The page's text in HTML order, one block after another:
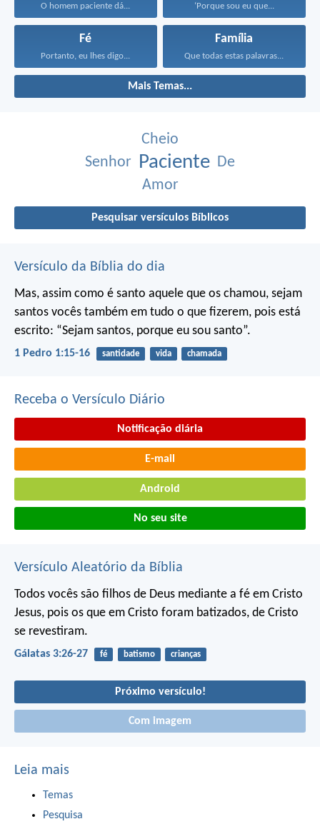
O homem paciente dá... ‘Porque sou eu que...
Fé
Portanto, eu lhes digo...
Família
Que todas estas palavras...
Mais Temas...
Cheio
Senhor Paciente De
Amor
Pesquisar versículos Bíblicos
Versículo da Bíblia do dia
Mas, assim como é santo aquele que os chamou, sejam
santos vocês também em tudo o que fizerem, pois está
escrito: “Sejam santos, porque eu sou santo”.
1 Pedro 1:15-16 santidade vida chamada
Receba o Versículo Diário
Notificação diária
E-mail
Android
No seu site
Versículo Aleatório da Bíblia
Todos vocês são filhos de Deus mediante a fé em Cristo
Jesus, pois os que em Cristo foram batizados, de Cristo
se revestiram.
Gálatas 3:26-27 fé batismo crianças
Próximo versículo!
Com imagem
Leia mais
Temas
Pesquisa